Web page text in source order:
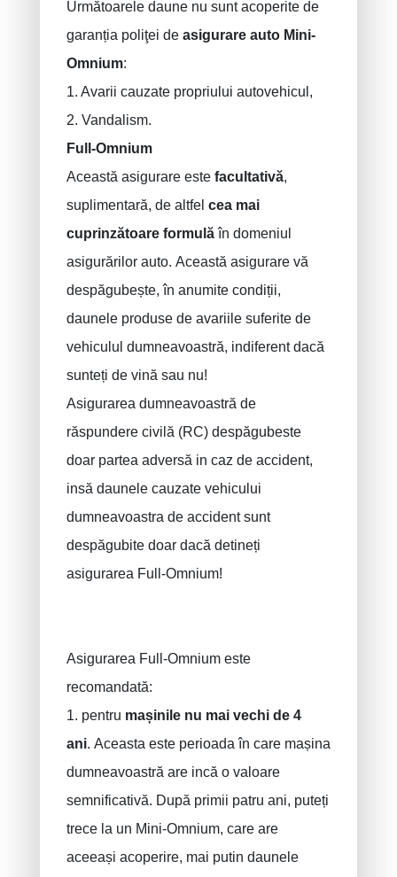
Următoarele daune nu sunt acoperite de
garanția poliţei de asigurare auto Mini-
Omnium:
1. Avarii cauzate propriului autovehicul,
2. Vandalism.
Full-Omnium
Această asigurare este facultativă,
suplimentară, de altfel cea mai
cuprinzătoare formulăîn domeniul
asigurărilor auto. Această asigurare vă
despăgubește, în anumite condiții,
daunele produse de avariile suferite de
vehiculul dumneavoastră, indiferent dacă
sunteți de vină sau nu!
Asigurarea dumneavoastră de
răspundere civilă (RC) despăgubeste
doar partea adversă in caz de accident,
insă daunele cauzate vehicului
dumneavoastra de accident sunt
despăgubite doar dacă detineți
asigurarea Full-Omnium!
Asigurarea Full-Omnium este
recomandată:
1. pentru mașinile nu mai vechi de 4
ani. Aceasta este perioada în care mașina
dumneavoastră are incă o valoare
semnificativă. După primii patru ani, puteți
trece la un Mini-Omnium, care are
aceeași acoperire, mai putin daunele